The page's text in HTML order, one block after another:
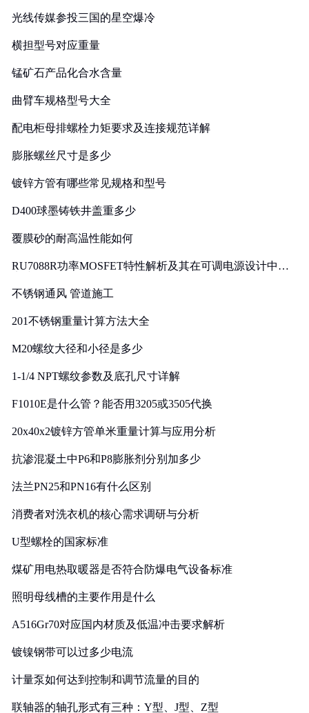
光线传媒参投三国的星空爆冷
横担型号对应重量
锰矿石产品化合水含量
曲臂车规格型号大全
配电柜母排螺栓力矩要求及连接规范详解
膨胀螺丝尺寸是多少
镀锌方管有哪些常见规格和型号
D400球墨铸铁井盖重多少
覆膜砂的耐高温性能如何
RU7088R功率MOSFET特性解析及其在可调电源设计中的
不锈钢通风 管道施工
201不锈钢重量计算方法大全
M20螺纹大径和小径是多少
1-1/4 NPT螺纹参数及底孔尺寸详解
F1010E是什么管？能否用3205或3505代换
20x40x2镀锌方管单米重量计算与应用分析
抗渗混凝土中P6和P8膨胀剂分别加多少
法兰PN25和PN16有什么区别
消费者对洗衣机的核心需求调研与分析
U型螺栓的国家标准
煤矿用电热取暖器是否符合防爆电气设备标准
照明母线槽的主要作用是什么
A516Gr70对应国内材质及低温冲击要求解析
镀镍钢带可以过多少电流
计量泵如何达到控制和调节流量的目的
联轴器的轴孔形式有三种：Y型、J型、Z型